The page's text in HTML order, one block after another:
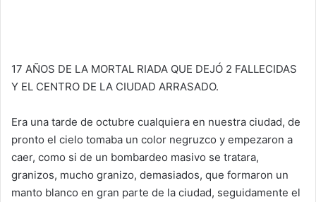
17 AÑOS DE LA MORTAL RIADA QUE DEJÓ 2 FALLECIDAS
Y EL CENTRO DE LA CIUDAD ARRASADO.
Era una tarde de octubre cualquiera en nuestra ciudad, de
pronto el cielo tomaba un color negruzco y empezaron a
caer, como si de un bombardeo masivo se tratara,
granizos, mucho granizo, demasiados, que formaron un
manto blanco en gran parte de la ciudad, seguidamente el